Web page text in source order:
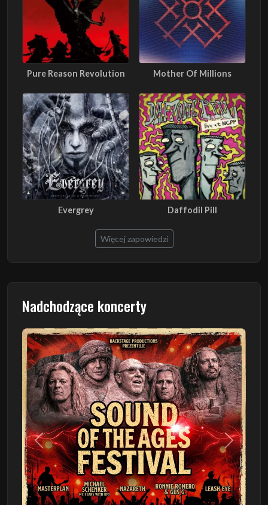
Pure Reason Revolution Mother Of Millions
Evergrey Daffodil Pill
Więcej zapowiedzi
Nadchodzące koncerty
Poprzedni Następny